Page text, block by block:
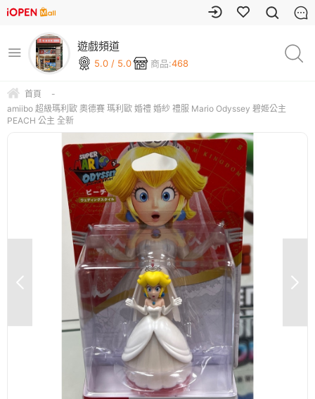
遊戲頻道
5.0 / 5.0 商品:468
首頁
-
amiibo 超級瑪利歐 奧德賽 瑪利歐 婚禮 婚紗 禮服 Mario Odyssey 碧姬公主
PEACH 公主 全新